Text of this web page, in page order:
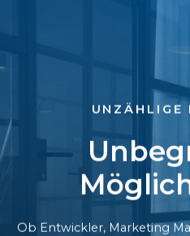
UNZÄHLIGE
Ob Entwickler, Marketing